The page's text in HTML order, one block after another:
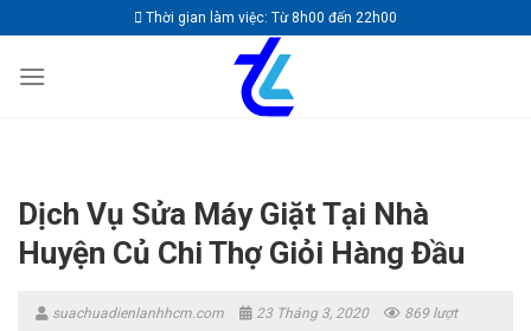
to
content
Thời gian làm việc: Từ 8h00 đến 22h00
Dịch Vụ Sửa Máy Giặt Tại Nhà
Huyện Củ Chi Thợ Giỏi Hàng Đầu
suachuadienlanhhcm.com 23 Tháng 3, 2020
869 lượt